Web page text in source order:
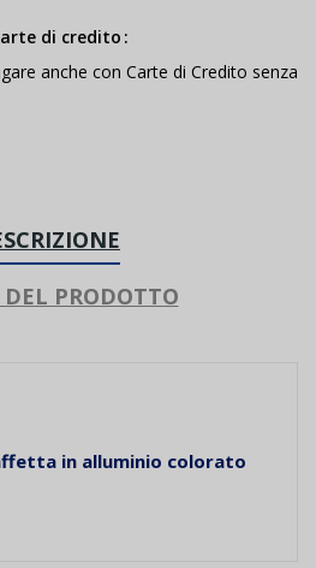
di credito
anche con Carte di Credito senza
DEL PRODOTTO
in alluminio colorato